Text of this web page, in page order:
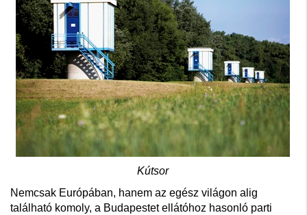
Kútsor
Nemcsak Európában, hanem az egész világon alig
található komoly, a Budapestet ellátóhoz hasonló parti